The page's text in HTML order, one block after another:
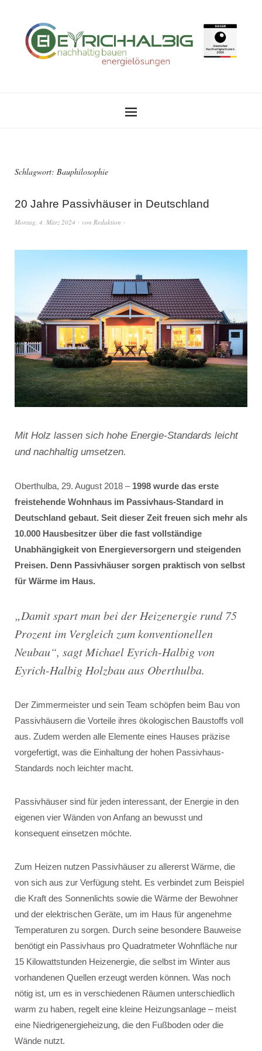
Schlagwort: Bauphilosophie
20 Jahre Passivhäuser in Deutschland
Montag, 4. März 2024 von Redaktion
Mit Holz lassen sich hohe Energie-Standards leicht
und nachhaltig umsetzen.
Oberthulba, 29. August 2018 – 1998 wurde das erste
freistehende Wohnhaus im Passivhaus-Standard in
Deutschland gebaut. Seit dieser Zeit freuen sich mehr als
10.000 Hausbesitzer über die fast vollständige
Unabhängigkeit von Energieversorgern und steigenden
Preisen. Denn Passivhäuser sorgen praktisch von selbst
für Wärme im Haus.
„Damit spart man bei der Heizenergie rund 75
Prozent im Vergleich zum konventionellen
Neubau“, sagt Michael Eyrich-Halbig von
Eyrich-Halbig Holzbau aus Oberthulba.
Der Zimmermeister und sein Team schöpfen beim Bau von
Passivhäusern die Vorteile ihres ökologischen Baustoffs voll
aus. Zudem werden alle Elemente eines Hauses präzise
vorgefertigt, was die Einhaltung der hohen Passivhaus-
Standards noch leichter macht.
Passivhäuser sind für jeden interessant, der Energie in den
eigenen vier Wänden von Anfang an bewusst und
konsequent einsetzen möchte.
Zum Heizen nutzen Passivhäuser zu allererst Wärme, die
von sich aus zur Verfügung steht. Es verbindet zum Beispiel
die Kraft des Sonnenlichts sowie die Wärme der Bewohner
und der elektrischen Geräte, um im Haus für angenehme
Temperaturen zu sorgen. Durch seine besondere Bauweise
benötigt ein Passivhaus pro Quadratmeter Wohnfläche nur
15 Kilowattstunden Heizenergie, die selbst im Winter aus
vorhandenen Quellen erzeugt werden können. Was noch
nötig ist, um es in verschiedenen Räumen unterschiedlich
warm zu haben, regelt eine kleine Heizungsanlage – meist
eine Niedrigenergieheizung, die den Fußboden oder die
Wände nutzt.